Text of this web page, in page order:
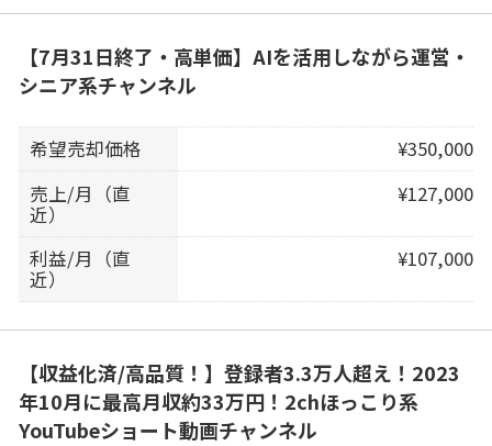
【7月31日終了・高単価】AIを活用しながら運営・
シニア系チャンネル
希望売却価格
¥350,000
売上/月（直
近）
¥127,000
利益/月（直
近）
¥107,000
【収益化済/高品質！】登録者3.3万人超え！2023
年10月に最高月収約33万円！2chほっこり系
YouTubeショート動画チャンネル